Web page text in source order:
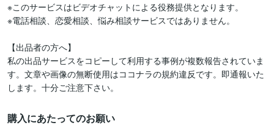
※このサービスはビデオチャットによる役務提供となります。
※電話相談、恋愛相談、悩み相談サービスではありません。
【出品者の方へ】
私の出品サービスをコピーして利用する事例が複数報告されていま
す。文章や画像の無断使用はココナラの規約違反です。即通報いた
します。十分ご注意下さい。
購入にあたってのお願い